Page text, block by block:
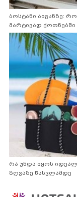
ბოსტანი აივანზე:
მარტივად ქოთნებში
რა უნდა იყოს
ზღვაზე წასვლამდე